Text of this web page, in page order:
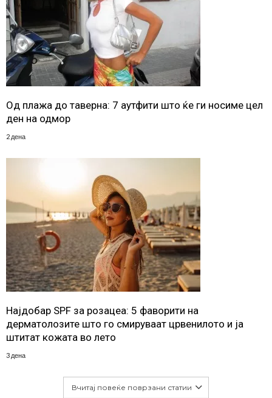
Од плажа до таверна: 7 аутфити што ќе ги носиме цел
ден на одмор
2 дена
Најдобар SPF за розацеа: 5 фаворити на
дерматолозите што го смируваат црвенилото и ја
штитат кожата во лето
3 дена
Вчитај повеќе поврзани статии